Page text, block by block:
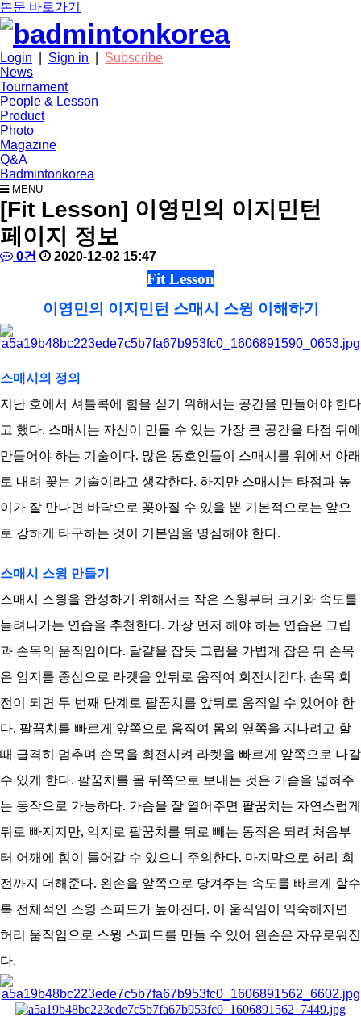
본문 바로가기
Login Sign in
Subscribe
News
Tournament
People & Lesson
Product
Photo
Magazine
Q&A
Badmintonkorea
MENU
people
[Fit Lesson] 이영민의 이지민턴
페이지 정보
작
배
리
아
댓 0건 작 2020-12-02 15:47
Fit Lesson
이영민의 이지민턴 스매시 스윙 이해하기
스매시의 정의
지난 호에서 셔틀콕에 힘을 싣기 위해서는 공간을 만들어야 한다
고 했다. 스매시는 자신이 만들 수 있는 가장 큰 공간을 타점 뒤에
만들어야 하는 기술이다. 많은 동호인들이 스매시를 위에서 아래
로 내려 꽂는 기술이라고 생각한다. 하지만 스매시는 타점과 높
이가 잘 만나면 바닥으로 꽂아질 수 있을 뿐 기본적으로는 앞으
로 강하게 타구하는 것이 기본임을 명심해야 한다.
스매시 스윙 만들기
스매시 스윙을 완성하기 위해서는 작은 스윙부터 크기와 속도를
늘려나가는 연습을 추천한다. 가장 먼저 해야 하는 연습은 그립
과 손목의 움직임이다. 달걀을 잡듯 그립을 가볍게 잡은 뒤 손목
은 엄지를 중심으로 라켓을 앞뒤로 움직여 회전시킨다. 손목 회
전이 되면 두 번째 단계로 팔꿈치를 앞뒤로 움직일 수 있어야 한
다. 팔꿈치를 빠르게 앞쪽으로 움직여 몸의 옆쪽을 지나려고 할
때 급격히 멈추며 손목을 회전시켜 라켓을 빠르게 앞쪽으로 나갈
수 있게 한다. 팔꿈치를 몸 뒤쪽으로 보내는 것은 가슴을 넓혀주
는 동작으로 가능하다. 가슴을 잘 열어주면 팔꿈치는 자연스럽게
뒤로 빠지지만, 억지로 팔꿈치를 뒤로 빼는 동작은 되려 처음부
터 어깨에 힘이 들어갈 수 있으니 주의한다. 마지막으로 허리 회
전까지 더해준다. 왼손을 앞쪽으로 당겨주는 속도를 빠르게 할수
록 전체적인 스윙 스피드가 높아진다. 이 움직임이 익숙해지면
허리 움직임으로 스윙 스피드를 만들 수 있어 왼손은 자유로워진
다.